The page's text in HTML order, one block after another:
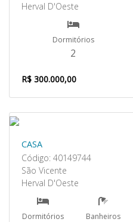
Herval D'Oeste
Dormitórios
2
R$ 300.000,00
CASA
Código: 40149744
São Vicente
Herval D'Oeste
Dormitórios Banheiros